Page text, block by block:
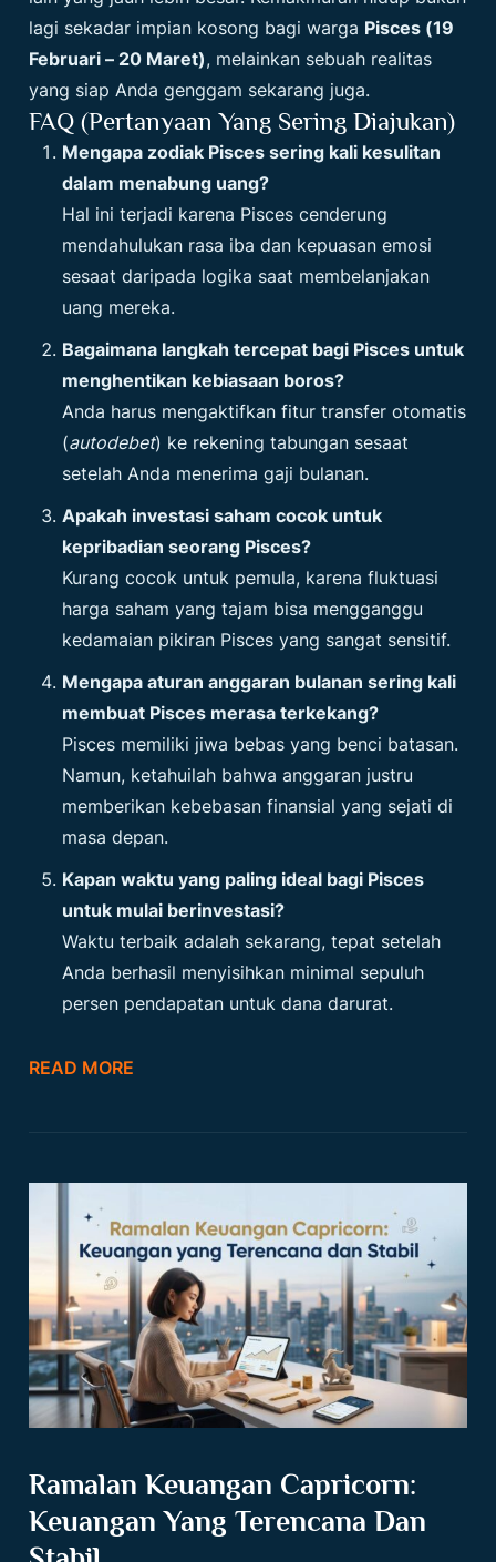
lagi sekadar impian kosong bagi warga Pisces (19
Februari – 20 Maret), melainkan sebuah realitas
yang siap Anda genggam sekarang juga.
FAQ (Pertanyaan Yang Sering Diajukan)
Mengapa zodiak Pisces sering kali kesulitan
dalam menabung uang?
Hal ini terjadi karena Pisces cenderung
mendahulukan rasa iba dan kepuasan emosi
sesaat daripada logika saat membelanjakan
uang mereka.
Bagaimana langkah tercepat bagi Pisces untuk
menghentikan kebiasaan boros?
Anda harus mengaktifkan fitur transfer otomatis
(autodebet) ke rekening tabungan sesaat
setelah Anda menerima gaji bulanan.
Apakah investasi saham cocok untuk
kepribadian seorang Pisces?
Kurang cocok untuk pemula, karena fluktuasi
harga saham yang tajam bisa mengganggu
kedamaian pikiran Pisces yang sangat sensitif.
Mengapa aturan anggaran bulanan sering kali
membuat Pisces merasa terkekang?
Pisces memiliki jiwa bebas yang benci batasan.
Namun, ketahuilah bahwa anggaran justru
memberikan kebebasan finansial yang sejati di
masa depan.
Kapan waktu yang paling ideal bagi Pisces
untuk mulai berinvestasi?
Waktu terbaik adalah sekarang, tepat setelah
Anda berhasil menyisihkan minimal sepuluh
persen pendapatan untuk dana darurat.
READ MORE
Ramalan Keuangan Capricorn:
Keuangan Yang Terencana Dan